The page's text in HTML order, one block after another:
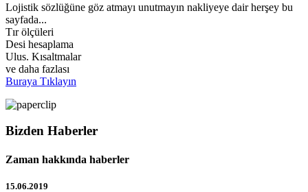
Lojistik sözlüğüne göz atmayı unutmayın nakliyeye dair herşey bu
sayfada...
Tır ölçüleri
Desi hesaplama
Ulus. Kısaltmalar
ve daha fazlası
Buraya Tıklayın
Bizden Haberler
Zaman hakkında haberler
15.06.2019